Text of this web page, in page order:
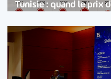
Tunisie : quand le prix